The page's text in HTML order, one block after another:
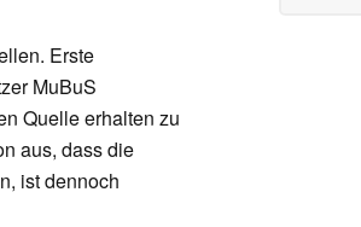
Erste
MuBuS
Quelle erhalten zu
aus, dass die
ist dennoch